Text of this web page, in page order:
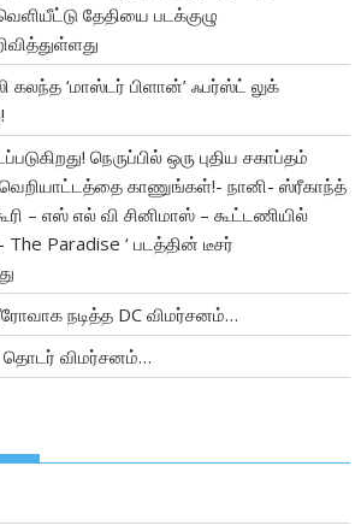
தேதியை படக்குழு
‘மாஸ்டர் பிளான்’ ஃபர்ஸ்ட் லுக்
நெருப்பில் ஒரு புதிய சகாப்தம்
காணுங்கள்!- நானி- ஸ்ரீகாந்த்
– எஸ் எல் வி சினிமாஸ் – கூட்டணியில்
Paradise ‘ படத்தின் டீசர்
நடித்த DC விமர்சனம்…
விமர்சனம்…